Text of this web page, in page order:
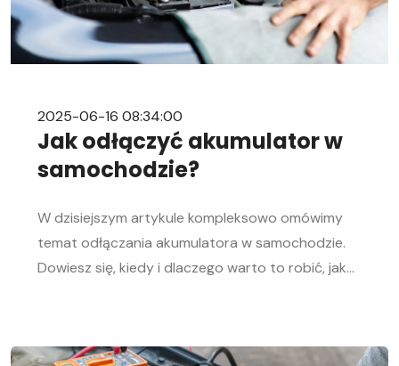
2025-06-16 08:34:00
Jak odłączyć akumulator w
samochodzie?
W dzisiejszym artykule kompleksowo omówimy
temat odłączania akumulatora w samochodzie.
Dowiesz się, kiedy i dlaczego warto to robić, jak
pomoże Ci sprawnie przeprowadzić tę czynność,